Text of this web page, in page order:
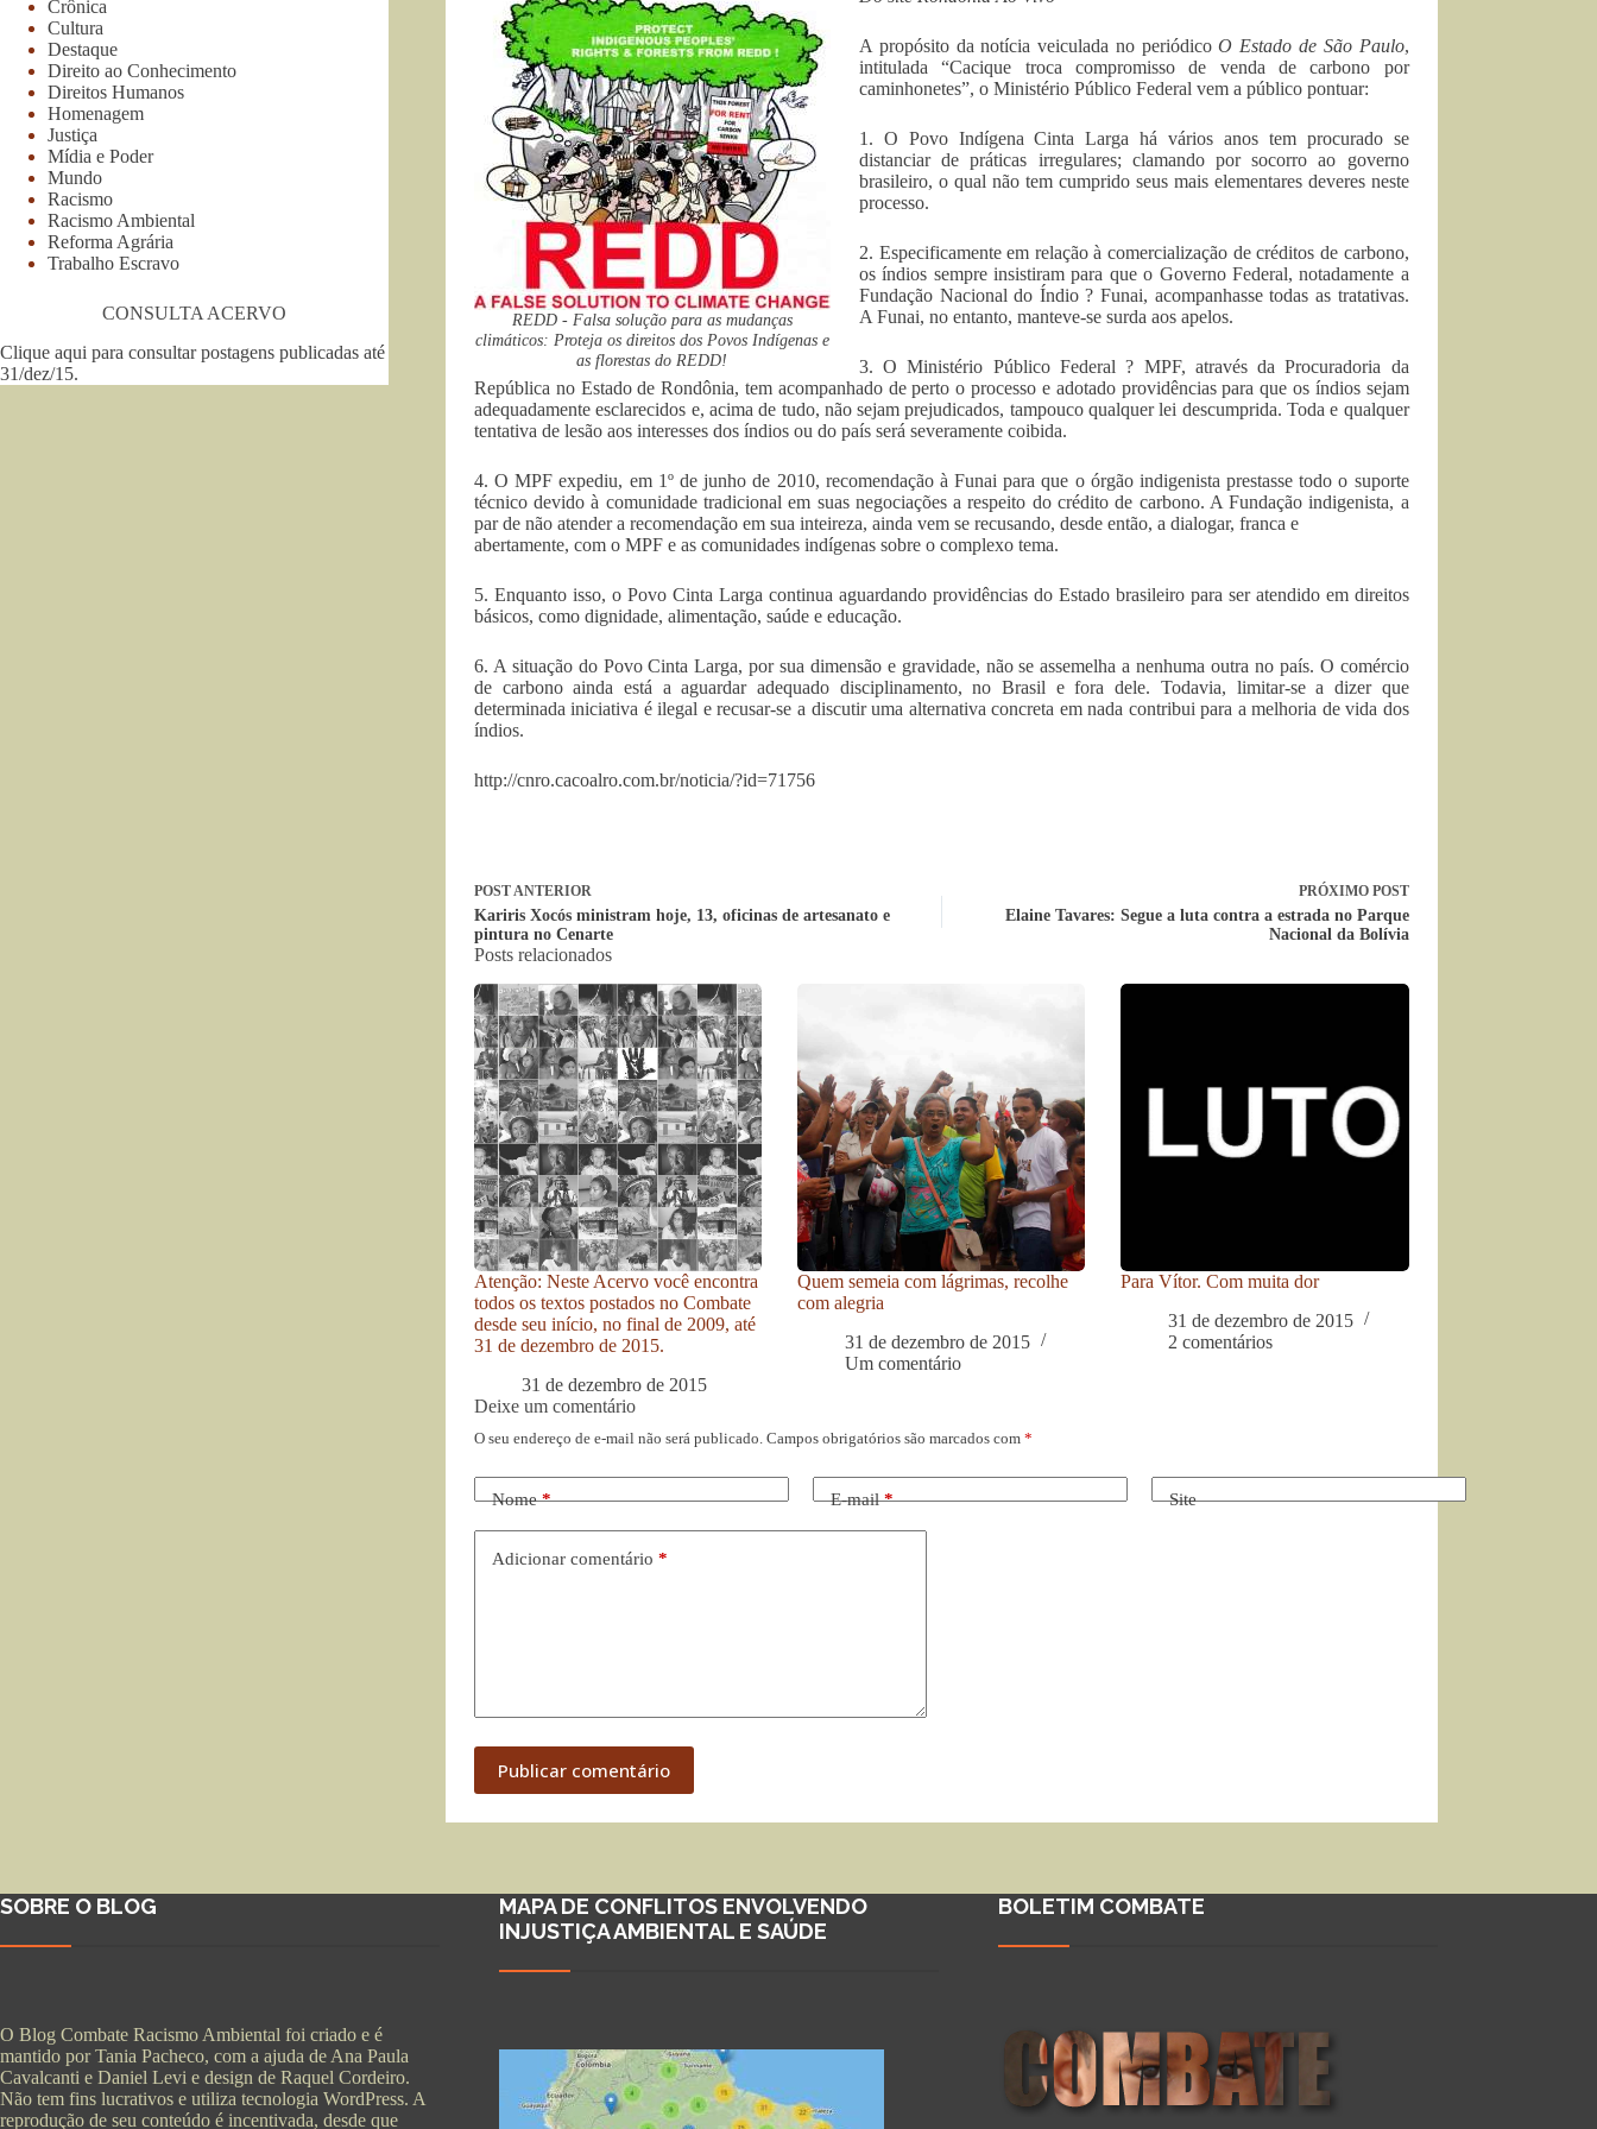
REDD - Falsa solução para as mudanças
climáticos: Proteja os direitos dos Povos Indígenas e
as florestas do REDD!
A propósito da notícia veiculada no periódicoO Estado de São Paulo,
intitulada “Cacique troca compromisso de venda de carbono por
caminhonetes”, o Ministério Público Federal vem a público pontuar:
1. O Povo Indígena Cinta Larga há vários anos tem procurado se
distanciar de práticas irregulares; clamando por socorro ao governo
brasileiro, o qual não tem cumprido seus mais elementares deveres neste
processo.
2. Especificamente em relação à comercialização de créditos de carbono,
os índios sempre insistiram para que o Governo Federal, notadamente a
Fundação Nacional do Índio ? Funai, acompanhasse todas as tratativas.
A Funai, no entanto, manteve-se surda aos apelos.
3. O Ministério Público Federal ? MPF, através da Procuradoria da
República no Estado de Rondônia, tem acompanhado de perto o processo e adotado providências para que os índios sejam
adequadamente esclarecidos e, acima de tudo, não sejam prejudicados, tampouco qualquer lei descumprida. Toda e qualquer
tentativa de lesão aos interesses dos índios ou do país será severamente coibida.
4. O MPF expediu, em 1º de junho de 2010, recomendação à Funai para que o órgão indigenista prestasse todo o suporte
técnico devido à comunidade tradicional em suas negociações a respeito do crédito de carbono. A Fundação indigenista, a
par de não atender a recomendação em sua inteireza, ainda vem se recusando, desde então, a dialogar, franca e
abertamente, com o MPF e as comunidades indígenas sobre o complexo tema.
5. Enquanto isso, o Povo Cinta Larga continua aguardando providências do Estado brasileiro para ser atendido em direitos
básicos, como dignidade, alimentação, saúde e educação.
6. A situação do Povo Cinta Larga, por sua dimensão e gravidade, não se assemelha a nenhuma outra no país. O comércio
de carbono ainda está a aguardar adequado disciplinamento, no Brasil e fora dele. Todavia, limitar-se a dizer que
determinada iniciativa é ilegal e recusar-se a discutir uma alternativa concreta em nada contribui para a melhoria de vida dos
índios.
http://cnro.cacoalro.com.br/noticia/?id=71756
POSTANTERIOR
Kariris Xocós ministram hoje, 13, oficinas de artesanato e
pintura no Cenarte
PRÓXIMO POST
Elaine Tavares: Segue a luta contra a estrada no Parque
Nacional da Bolívia
Posts relacionados
Atenção: Neste Acervo você encontra
todos os textos postados no Combate
desde seu início, no final de 2009, até
31 de dezembro de 2015.
31 de dezembro de 2015
Quem semeia com lágrimas, recolhe
com alegria
31 de dezembro de 2015
Um comentário
Para Vítor. Com muita dor
31 de dezembro de 2015
2 comentários
Deixe um comentário
O seu endereço de e-mail não será publicado. Campos obrigatórios são marcados com *
Nome* E-mail* Site
Adicionar comentário *
Publicar comentário
Crônica
Cultura
Destaque
Direito ao Conhecimento
Direitos Humanos
Homenagem
Justiça
Mídia e Poder
Mundo
Racismo
Racismo Ambiental
Reforma Agrária
Trabalho Escravo
CONSULTA ACERVO
Clique aqui para consultar postagens publicadas até
31/dez/15.
SOBRE O BLOG
O Blog Combate Racismo Ambiental foi criado e é
mantido por Tania Pacheco, com a ajuda de Ana Paula
Cavalcanti e Daniel Levi e design de Raquel Cordeiro.
Não tem fins lucrativos e utiliza tecnologia WordPress. A
reprodução de seu conteúdo é incentivada, desde que
MAPA DE CONFLITOS ENVOLVENDO
INJUSTIÇA AMBIENTAL E SAÚDE
BOLETIM COMBATE